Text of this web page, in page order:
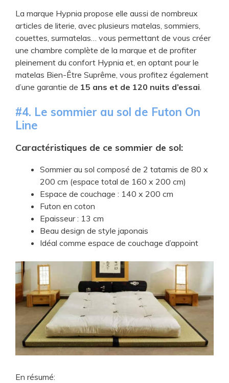
La marque Hypnia propose elle aussi de nombreux
articles de literie, avec plusieurs matelas, sommiers,
couettes, surmatelas… vous permettant de vous créer
une chambre complète de la marque et de profiter
pleinement du confort Hypnia et, en optant pour le
matelas Bien-Être Suprême, vous profitez également
d’une garantie de 15 ans et de 120 nuits d’essai.
​#4. Le ​sommier au sol de Futon On
Line
Caractéristiques de ce sommier de sol:
​Sommier au sol composé de 2 tatamis de 80 x
200 cm (espace total de 160 x 200 cm)
​Espace de couchage : 140 x 200 cm
​Futon en coton
​Epaisseur : 13 cm
​Beau design de style japonais
​Idéal comme espace de couchage d’appoint
En résumé: